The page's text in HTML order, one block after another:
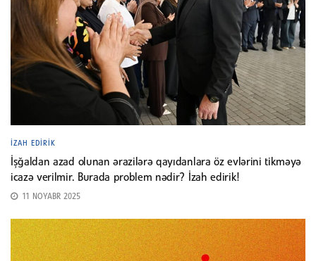
İZAH EDIRIK
İşğaldan azad olunan ərazilərə qayıdanlara öz evlərini tikməyə
icazə verilmir. Burada problem nədir? İzah edirik!
11 NOYABR 2025